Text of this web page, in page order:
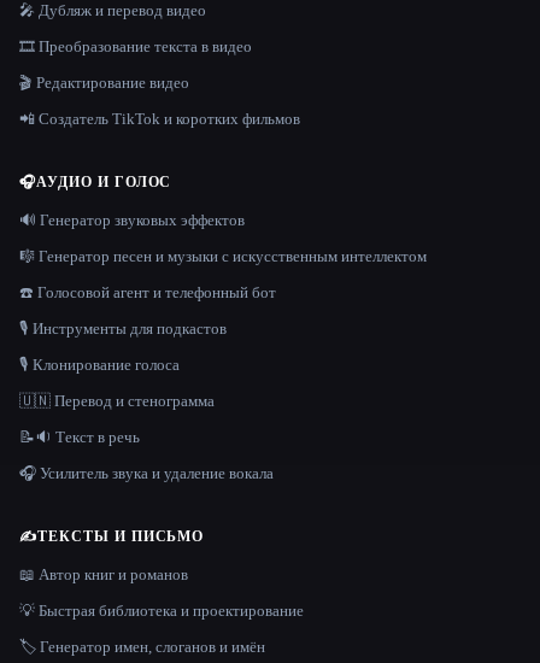
🎤 Дубляж и перевод видео
🎞️ Преобразование текста в видео
🎬 Редактирование видео
📲 Создатель TikTok и коротких фильмов
🎧АУДИО И ГОЛОС
🔊 Генератор звуковых эффектов
🎼 Генератор песен и музыки с искусственным интеллектом
☎️ Голосовой агент и телефонный бот
🎙️ Инструменты для подкастов
🎙️ Клонирование голоса
🇺🇳 Перевод и стенограмма
📝🔉 Текст в речь
🎧 Усилитель звука и удаление вокала
✍️ТЕКСТЫ И ПИСЬМО
📖 Автор книг и романов
💡 Быстрая библиотека и проектирование
🏷️ Генератор имен, слоганов и имён